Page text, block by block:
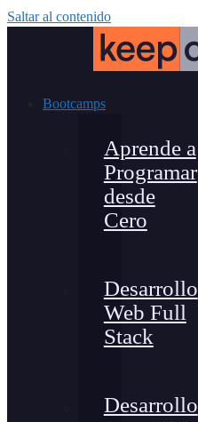
Saltar al contenido
Bootcamps
Aprende a
Programar
desde
Cero
Desarrollo
Web Full
Stack
Desarrollo